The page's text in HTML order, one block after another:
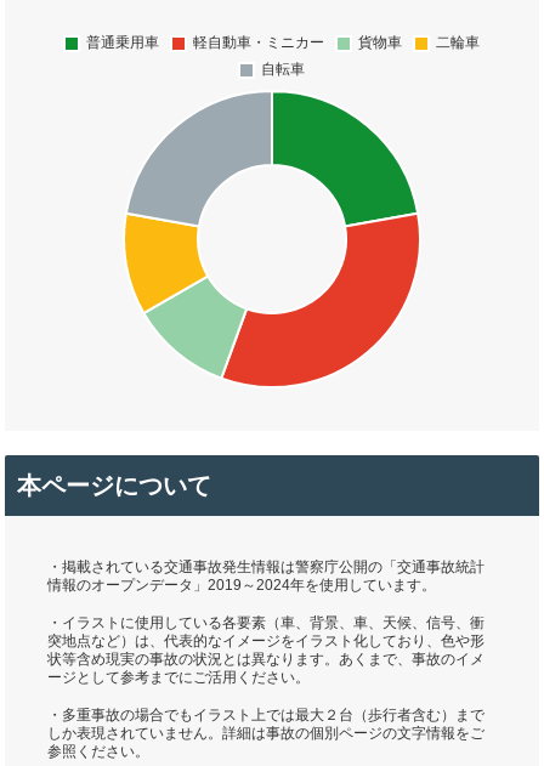
本ページについて
・掲載されている交通事故発生情報は警察庁公開の「交通事故統計
情報のオープンデータ」2019～2024年を使用しています。
・イラストに使用している各要素（車、背景、車、天候、信号、衝
突地点など）は、代表的なイメージをイラスト化しており、色や形
状等含め現実の事故の状況とは異なります。あくまで、事故のイメ
ージとして参考までにご活用ください。
・多重事故の場合でもイラスト上では最大２台（歩行者含む）まで
しか表現されていません。詳細は事故の個別ページの文字情報をご
参照ください。